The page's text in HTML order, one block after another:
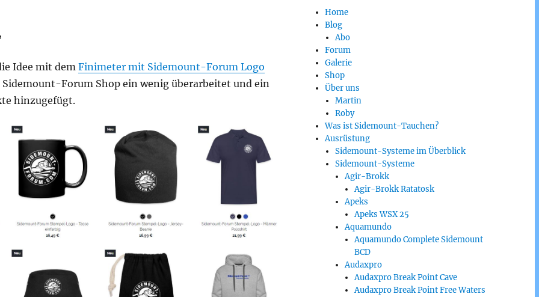
Idee mit dem Finimeter mit Sidemount-Forum Logo
Sidemount-Forum Shop ein wenig überarbeitet und ein
hinzugefügt.
Home
Blog
Abo
Forum
Galerie
Shop
Über uns
Martin
Roby
Was ist Sidemount-Tauchen?
Ausrüstung
Sidemount-Systeme im Überblick
Sidemount-Systeme
Agir-Brokk
Agir-Brokk Ratatosk
Apeks
Apeks WSX 25
Aquamundo
Aquamundo Complete Sidemount
BCD
Audaxpro
Audaxpro Break Point Cave
Audaxpro Break Point Free Waters